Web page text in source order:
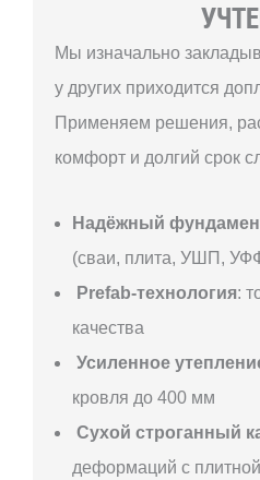
Мы изначально
у других приходится
Применяем решения,
комфорт и долгий срок
Надёжный
(сваи, плита, УШП,
Prefab-технология:
качества
Усиленное
кровля до 400 мм
Сухой строганный
деформаций с